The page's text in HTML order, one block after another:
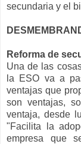
secundaria y el
Reforma de
Una de las
la ESO va a
ventajas que
son ventajas,
ventaja, desde
"Facilita la
empresa que